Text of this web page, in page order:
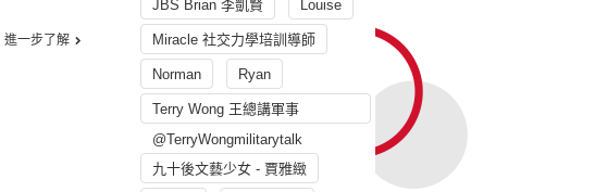
進一步了解
JBS Brian 李凱賢 Louise
Miracle 社交力學培訓導師
Norman Ryan
Terry Wong 王總講軍事
@TerryWongmilitarytalk
九十後文藝少女 - 賈雅緻